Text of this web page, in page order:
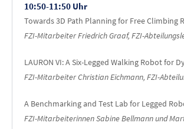
10:50-11:50 Uhr
Towards 3D Path Planning for Free Climbing
FZI-Mitarbeiter Friedrich Graaf, FZI-
LAURON VI: A Six-Legged Walking Robot for
FZI-Mitarbeiter Christian Eichmann, FZI-
A Benchmarking and Test Lab for Legged
FZI-Mitarbeiterinnen Sabine Bellmann und